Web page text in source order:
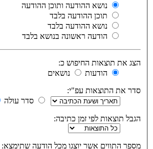
נושא ההודעה ותוכן ההודעה
תוכן ההודעה בלבד
נושא ההודעה בלבד
הודעה ראשונה בנושא בלבד
הצג את תוצאות החיפוש כ:
הודעות
נושאים
סדר את התוצאות עפ"י:
סדר עולה
הגבל תוצאות לפי זמן כתיבה:
מספר התווים אשר יוצגו מכל הודעה שתימצא: